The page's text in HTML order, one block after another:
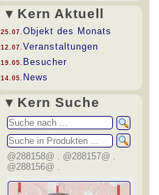
▾ Kern Aktuell
25.07. Objekt des Monats
12.07. Veranstaltungen
19.05. Besucher
14.05. News
▾ Kern Suche
@288158@ . @288157@ .
@288156@ .